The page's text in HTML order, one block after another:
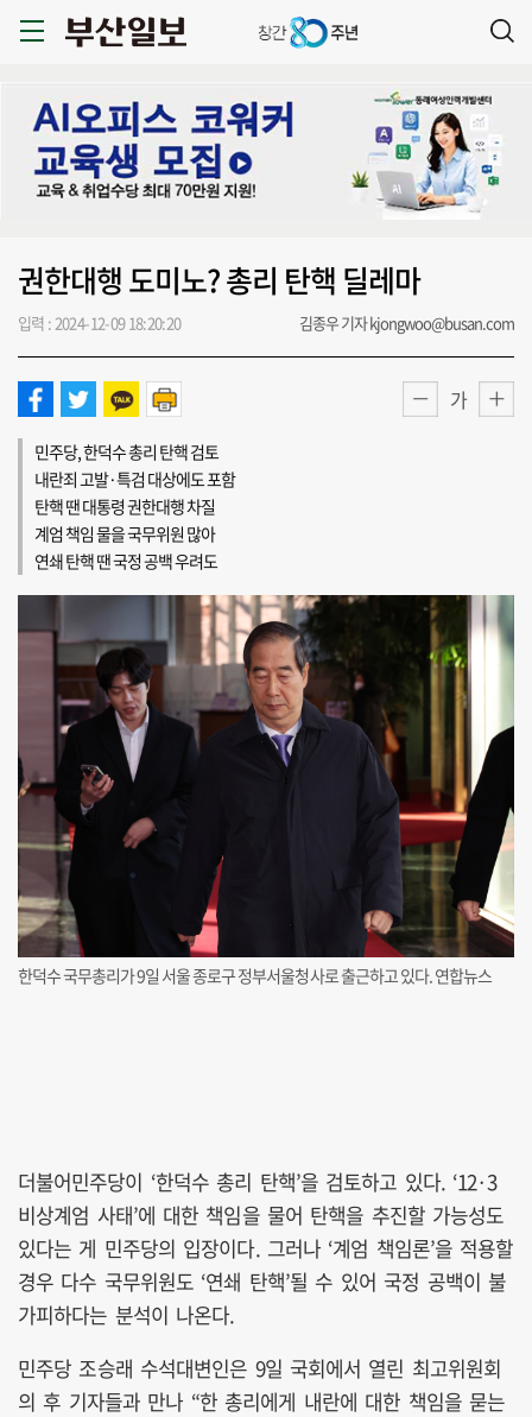
권한대행 도미노? 총리 탄핵 딜레마
입력 : 2024-12-09 18:20:20 김종우 기자 kjongwoo@busan.com
가
민주당, 한덕수 총리 탄핵 검토
내란죄 고발·특검 대상에도 포함
탄핵 땐 대통령 권한대행 차질
계엄 책임 물을 국무위원 많아
연쇄 탄핵 땐 국정 공백 우려도
한덕수 국무총리가 9일 서울 종로구 정부서울청사로 출근하고 있다. 연합뉴스
더불어민주당이 ‘한덕수 총리 탄핵’을 검토하고 있다. ‘12·3
비상계엄 사태’에 대한 책임을 물어 탄핵을 추진할 가능성도
있다는 게 민주당의 입장이다. 그러나 ‘계엄 책임론’을 적용할
경우 다수 국무위원도 ‘연쇄 탄핵’될 수 있어 국정 공백이 불
가피하다는 분석이 나온다.
민주당 조승래 수석대변인은 9일 국회에서 열린 최고위원회
의 후 기자들과 만나 “한 총리에게 내란에 대한 책임을 묻는